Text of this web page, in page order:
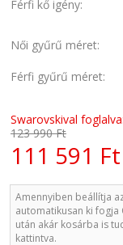
Férfi kő igény:
Női gyűrű méret:
Férfi gyűrű méret:
Swarovskival foglalva:
123 990 Ft
111 591 Ft
Amennyiben beállítja
automatikusan ki fogja
után akár kosárba is
kattintva.